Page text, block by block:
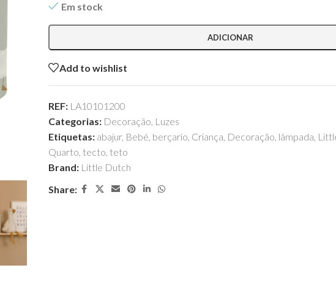
Em stock
ADICIONAR
Add to wishlist
REF: LA10101200
Categorias: Decoração, Luzes
Etiquetas: abajur, Bebé, berçario, Criança, Decoração, lâmpada,
Quarto, tecto, teto
Brand: Little Dutch
Share: